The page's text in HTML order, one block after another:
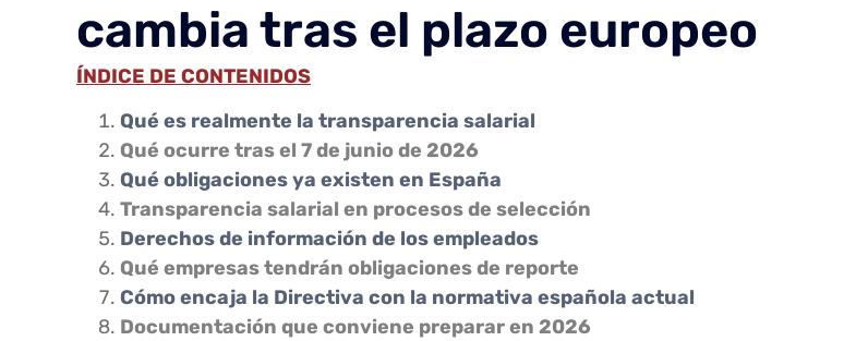
cambia tras el plazo europeo
ÍNDICE DE CONTENIDOS
Qué es realmente la transparencia salarial
Qué ocurre tras el 7 de junio de 2026
Qué obligaciones ya existen en España
Transparencia salarial en procesos de selección
Derechos de información de los empleados
Qué empresas tendrán obligaciones de reporte
Cómo encaja la Directiva con la normativa española actual
Documentación que conviene preparar en 2026